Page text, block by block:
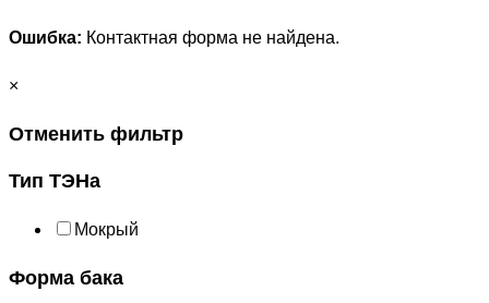
Ошибка: Контактная форма не найдена.
×
Отменить фильтр
Тип ТЭНа
Мокрый
Форма бака